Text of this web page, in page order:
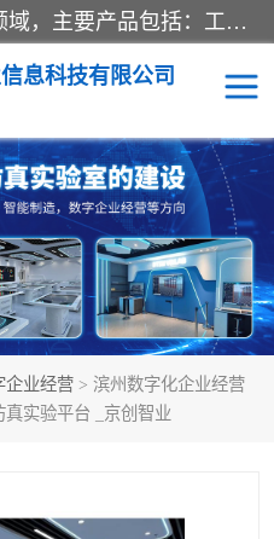
京创智业产品涵盖了多个领域，主要产品包括：工业4.0生产线解决方案，智慧物流综合实训室，教学设备与实验室建设，虚拟仿真实验室等。公司将秉持“创新、执着、诚信、共赢”的理念，以“将服务当作使命”为核心价值观，致力于为客户创造价值，与客户、合作伙伴和员工共同成长。
息科技有限公司
企业经营 > 滨州数字化企业经营
实验平台 _京创智业
低碳供应链
冷链物流
思政
智能制造